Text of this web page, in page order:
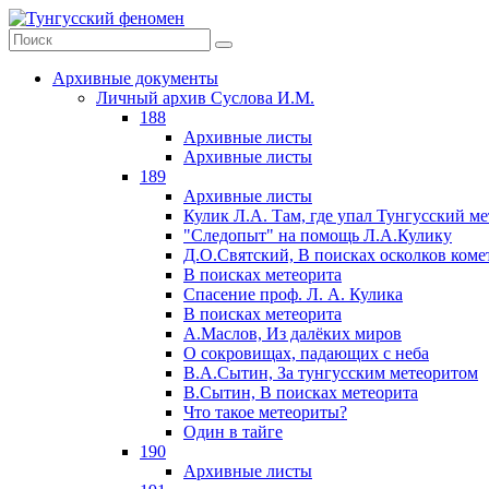
Архивные документы
Личный архив Суслова И.М.
188
Архивные листы
Архивные листы
189
Архивные листы
Кулик Л.А. Там, где упал Тунгусский
"Следопыт" на помощь Л.А.Кулику
Д.О.Святский, В поисках осколков
В поисках метеорита
Спасение проф. Л. А. Кулика
В поисках метеорита
А.Маслов, Из далёких миров
О сокровищах, падающих с неба
В.А.Сытин, За тунгусским метеоритом
В.Сытин, В поисках метеорита
Что такое метеориты?
Один в тайге
190
Архивные листы